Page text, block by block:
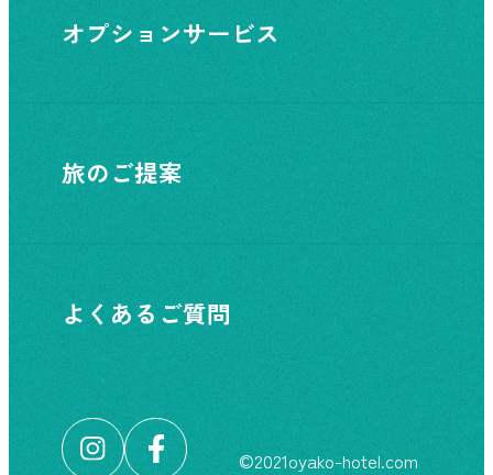
オプションサービス
旅のご提案
よくあるご質問
©︎2021oyako-hotel.com